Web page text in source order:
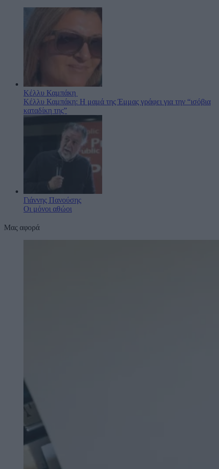
Κέλλυ Καμπάκη
Κέλλυ Καμπάκη: Η μαμά της Έμμας γράφει για την “ισόβια
καταδίκη της”
Γιάννης Πανούσης
Οι μόνοι αθώοι
Μας αφορά